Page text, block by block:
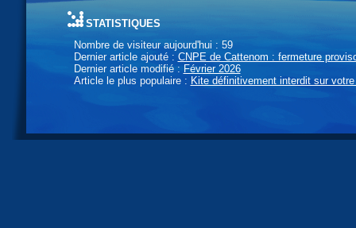
statistiques
Nombre de visiteur aujourd'hui : 59
Dernier article ajouté : CNPE de Cattenom : fermeture
Dernier article modifié : Février 2026
Article le plus populaire : Kite définitivement interdit sur